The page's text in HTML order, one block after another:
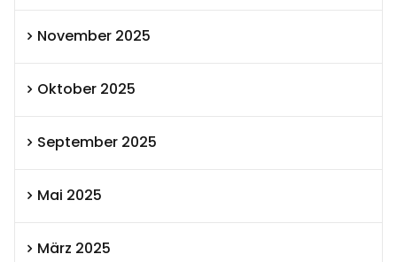
November 2025
Oktober 2025
September 2025
Mai 2025
März 2025